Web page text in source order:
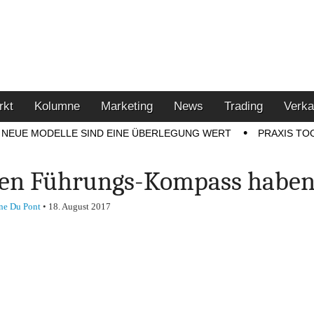
Kolumne Marketing News Trading
NEUE MODELLE SIND EINE ÜBERLEGUNG WERT PRAXIS
Führungs-Kompass
Du Pont• 18. August 2017